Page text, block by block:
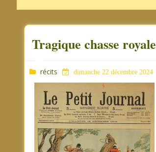
Tragique chasse royale
récits dimanche 22 décembre 2024